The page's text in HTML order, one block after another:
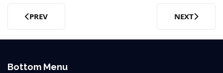
PREVIOUS ARTICLE: CRAS ET VARIUS
PREV NEXT
NEXT
Bottom Menu